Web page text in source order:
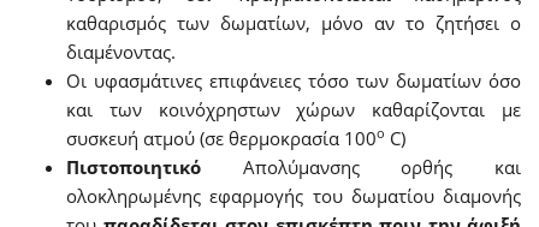
καθαρισμός των δωματίων, μόνο αν το ζητήσει ο
διαμένοντας.
Οι υφασμάτινες επιφάνειες τόσο των δωματίων όσο
και των κοινόχρηστων χώρων καθαρίζονται με
συσκευή ατμού (σε θερμοκρασία 100ο C)
Πιστοποιητικό Απολύμανσης ορθής και
ολοκληρωμένης εφαρμογής του δωματίου διαμονής